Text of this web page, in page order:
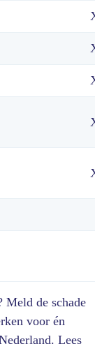
X
X
X
X
X
Meld de schade
voor én
Lees